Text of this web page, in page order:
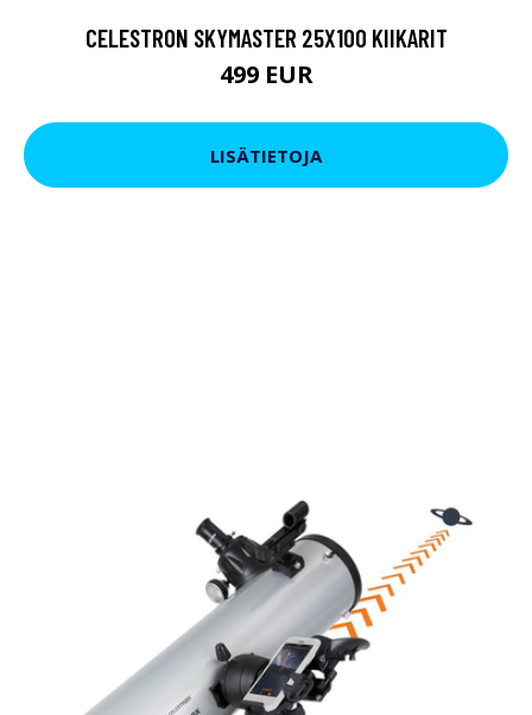
CELESTRON SKYMASTER 25X100 KIIKARIT
499 EUR
LISÄTIETOJA